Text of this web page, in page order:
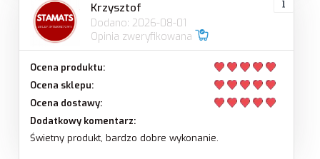
Krzysztof
Dodano: 2026-08-01
Opinia zweryfikowana
Ocena produktu:
Ocena sklepu:
Ocena dostawy:
Dodatkowy komentarz:
Świetny produkt, bardzo dobre wykonanie.